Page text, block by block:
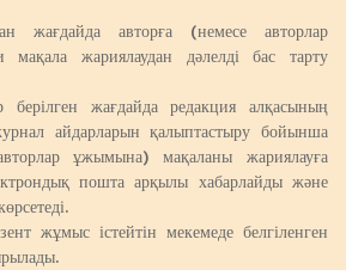
жағдайда авторға (немесе авторлар
жариялаудан дәлелді бас тарту
берілген жағдайда редакция алқасының
айдарларын қалыптастыру бойынша
ұжымына) мақаланы жариялауға
пошта арқылы хабарлайды және
жұмыс істейтін мекемеде белгіленген